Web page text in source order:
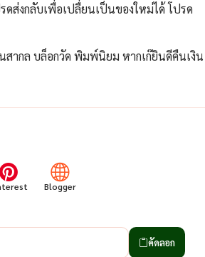
ดส่งกลับเพื่อเปลื่ยนเป็นของใหม่ได้ โปรด
สากล บล็อกวัด พิมพ์นิยม หากเก๊ยินดีคืนเงิน
Blogger
คัดลอก